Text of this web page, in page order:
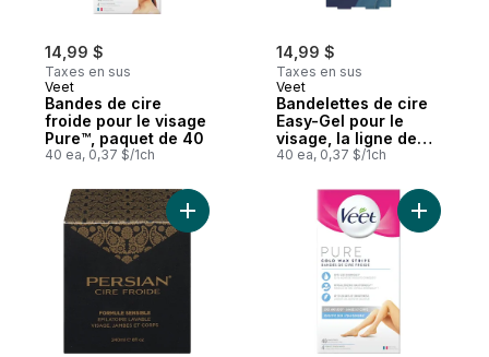
14,99 $
Taxes en sus
Veet
Bandes de cire
froide pour le visage
Pure™, paquet de 40
40 ea, 0,37 $/1ch
14,99 $
Taxes en sus
Veet
Bandelettes de cire
Easy-Gel pour le
visage, la ligne de
maillot et la peau
40 ea, 0,37 $/1ch
Ajouter Cire froide au panier Ajouter